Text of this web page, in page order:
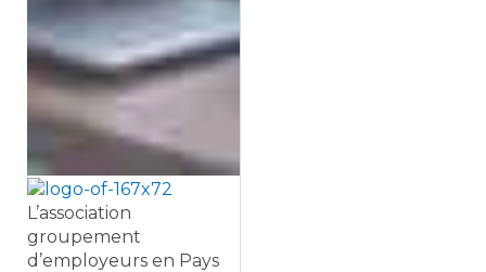
L’association
groupement
d’employeurs en Pays